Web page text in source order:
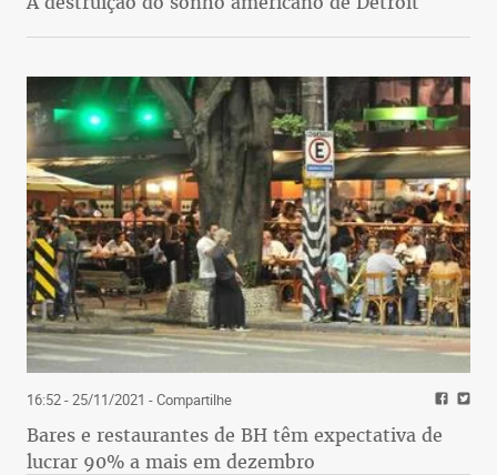
16:52 - 25/11/2021 - Compartilhe
Bares e restaurantes de BH têm expectativa de
lucrar 90% a mais em dezembro